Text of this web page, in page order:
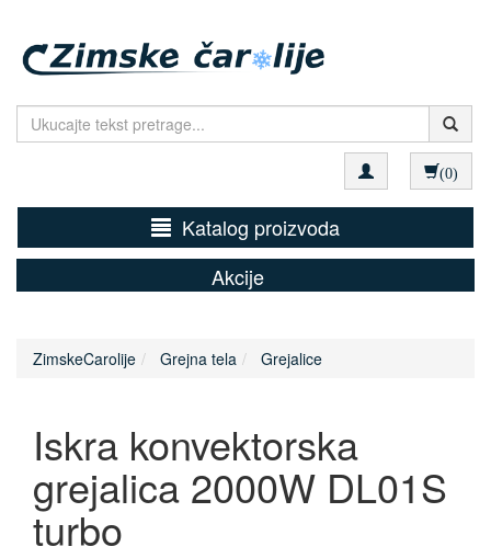
(0)
Katalog proizvoda
Akcije
ZimskeCarolije Grejna tela Grejalice
Iskra konvektorska
grejalica 2000W DL01S
turbo